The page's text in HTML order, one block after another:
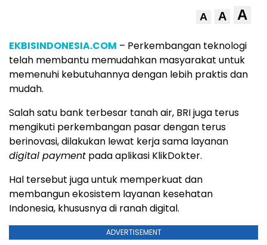
A A A
EKBISINDONESIA.COM – Perkembangan teknologi
telah membantu memudahkan masyarakat untuk
memenuhi kebutuhannya dengan lebih praktis dan
mudah.
Salah satu bank terbesar tanah air, BRI juga terus
mengikuti perkembangan pasar dengan terus
berinovasi, dilakukan lewat kerja sama layanan
digital payment pada aplikasi KlikDokter.
Hal tersebut juga untuk memperkuat dan
membangun ekosistem layanan kesehatan
Indonesia, khususnya di ranah digital.
ADVERTISEMENT